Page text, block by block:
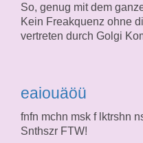
So, genug mit dem
Kein Freakquenz ohne
vertreten durch Golgi
eaiouäöü
fnfn mchn msk f lktrshn
Snthszr FTW!